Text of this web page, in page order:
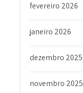
fevereiro 2026
janeiro 2026
dezembro 2025
novembro 2025